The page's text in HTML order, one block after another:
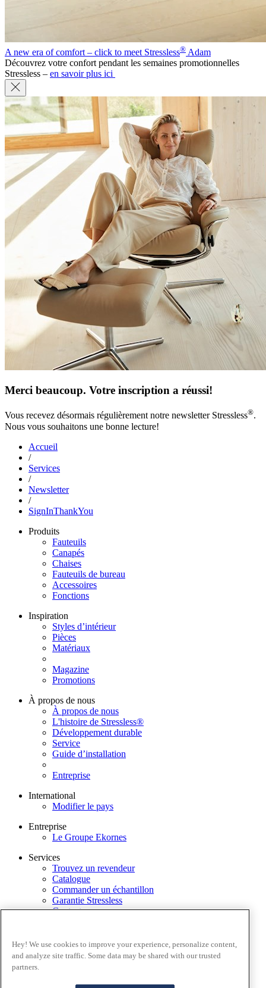
A new era of comfort – click to meet Stressless® Adam
Découvrez votre confort pendant les semaines promotionnelles
Stressless – en savoir plus ici
Merci beaucoup. Votre inscription a réussi!
Vous recevez désormais régulièrement notre newsletter Stressless®.
Nous vous souhaitons une bonne lecture!
Accueil
/
Services
/
Newsletter
/
SignInThankYou
Produits
Fauteuils
Canapés
Chaises
Fauteuils de bureau
Accessoires
Fonctions
Inspiration
Styles d’intérieur
Pièces
Matériaux
Magazine
Promotions
À propos de nous
À propos de nous
L'histoire de Stressless®
Développement durable
Service
Guide d’installation
Entreprise
International
Modifier le pays
Entreprise
Le Groupe Ekornes
Services
Trouvez un revendeur
Catalogue
Commander un échantillon
Garantie Stressless
Contactez-nous
EkornesMediaPortal
Politique de confidentialité
Hey! We use cookies to improve your experience, personalize content,
and analyze site traffic. Some data may be shared with our trusted
partners.